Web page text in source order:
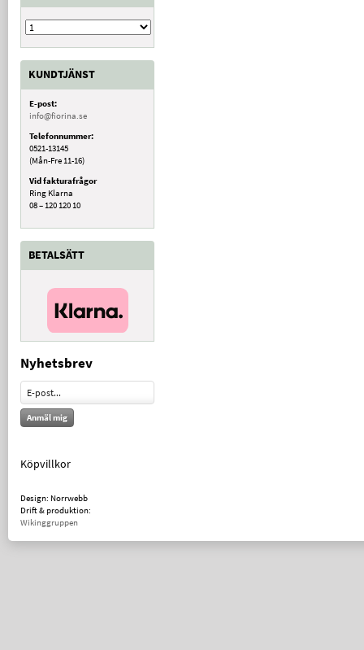
KUNDTJÄNST
E-post:
info@fiorina.se
Telefonnummer:
0521-13145
(Mån-Fre 11-16)
Vid fakturafrågor
Ring Klarna
08 – 120 120 10
BETALSÄTT
Nyhetsbrev
Anmäl mig
Köpvillkor
Design: Norrwebb
Drift & produktion:
Wikinggruppen